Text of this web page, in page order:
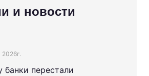
и новости
2026г.
банки перестали